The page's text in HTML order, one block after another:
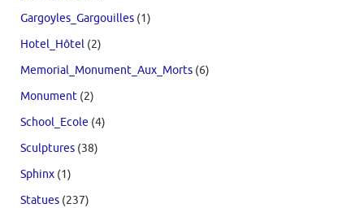
Gargoyles_Gargouilles (1)
Hotel_Hôtel (2)
Memorial_Monument_Aux_Morts (6)
Monument (2)
School_Ecole (4)
Sculptures (38)
Sphinx (1)
Statues (237)